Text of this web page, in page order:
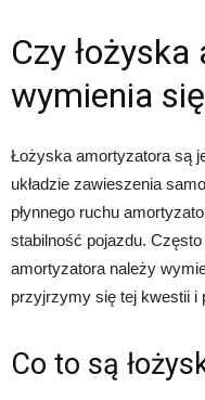
Czy
wymienia
Łożyska amortyzatora są
układzie zawieszenia
płynnego ruchu
stabilność pojazdu.
amortyzatora należy
przyjrzymy się tej kwestii i
Co to są